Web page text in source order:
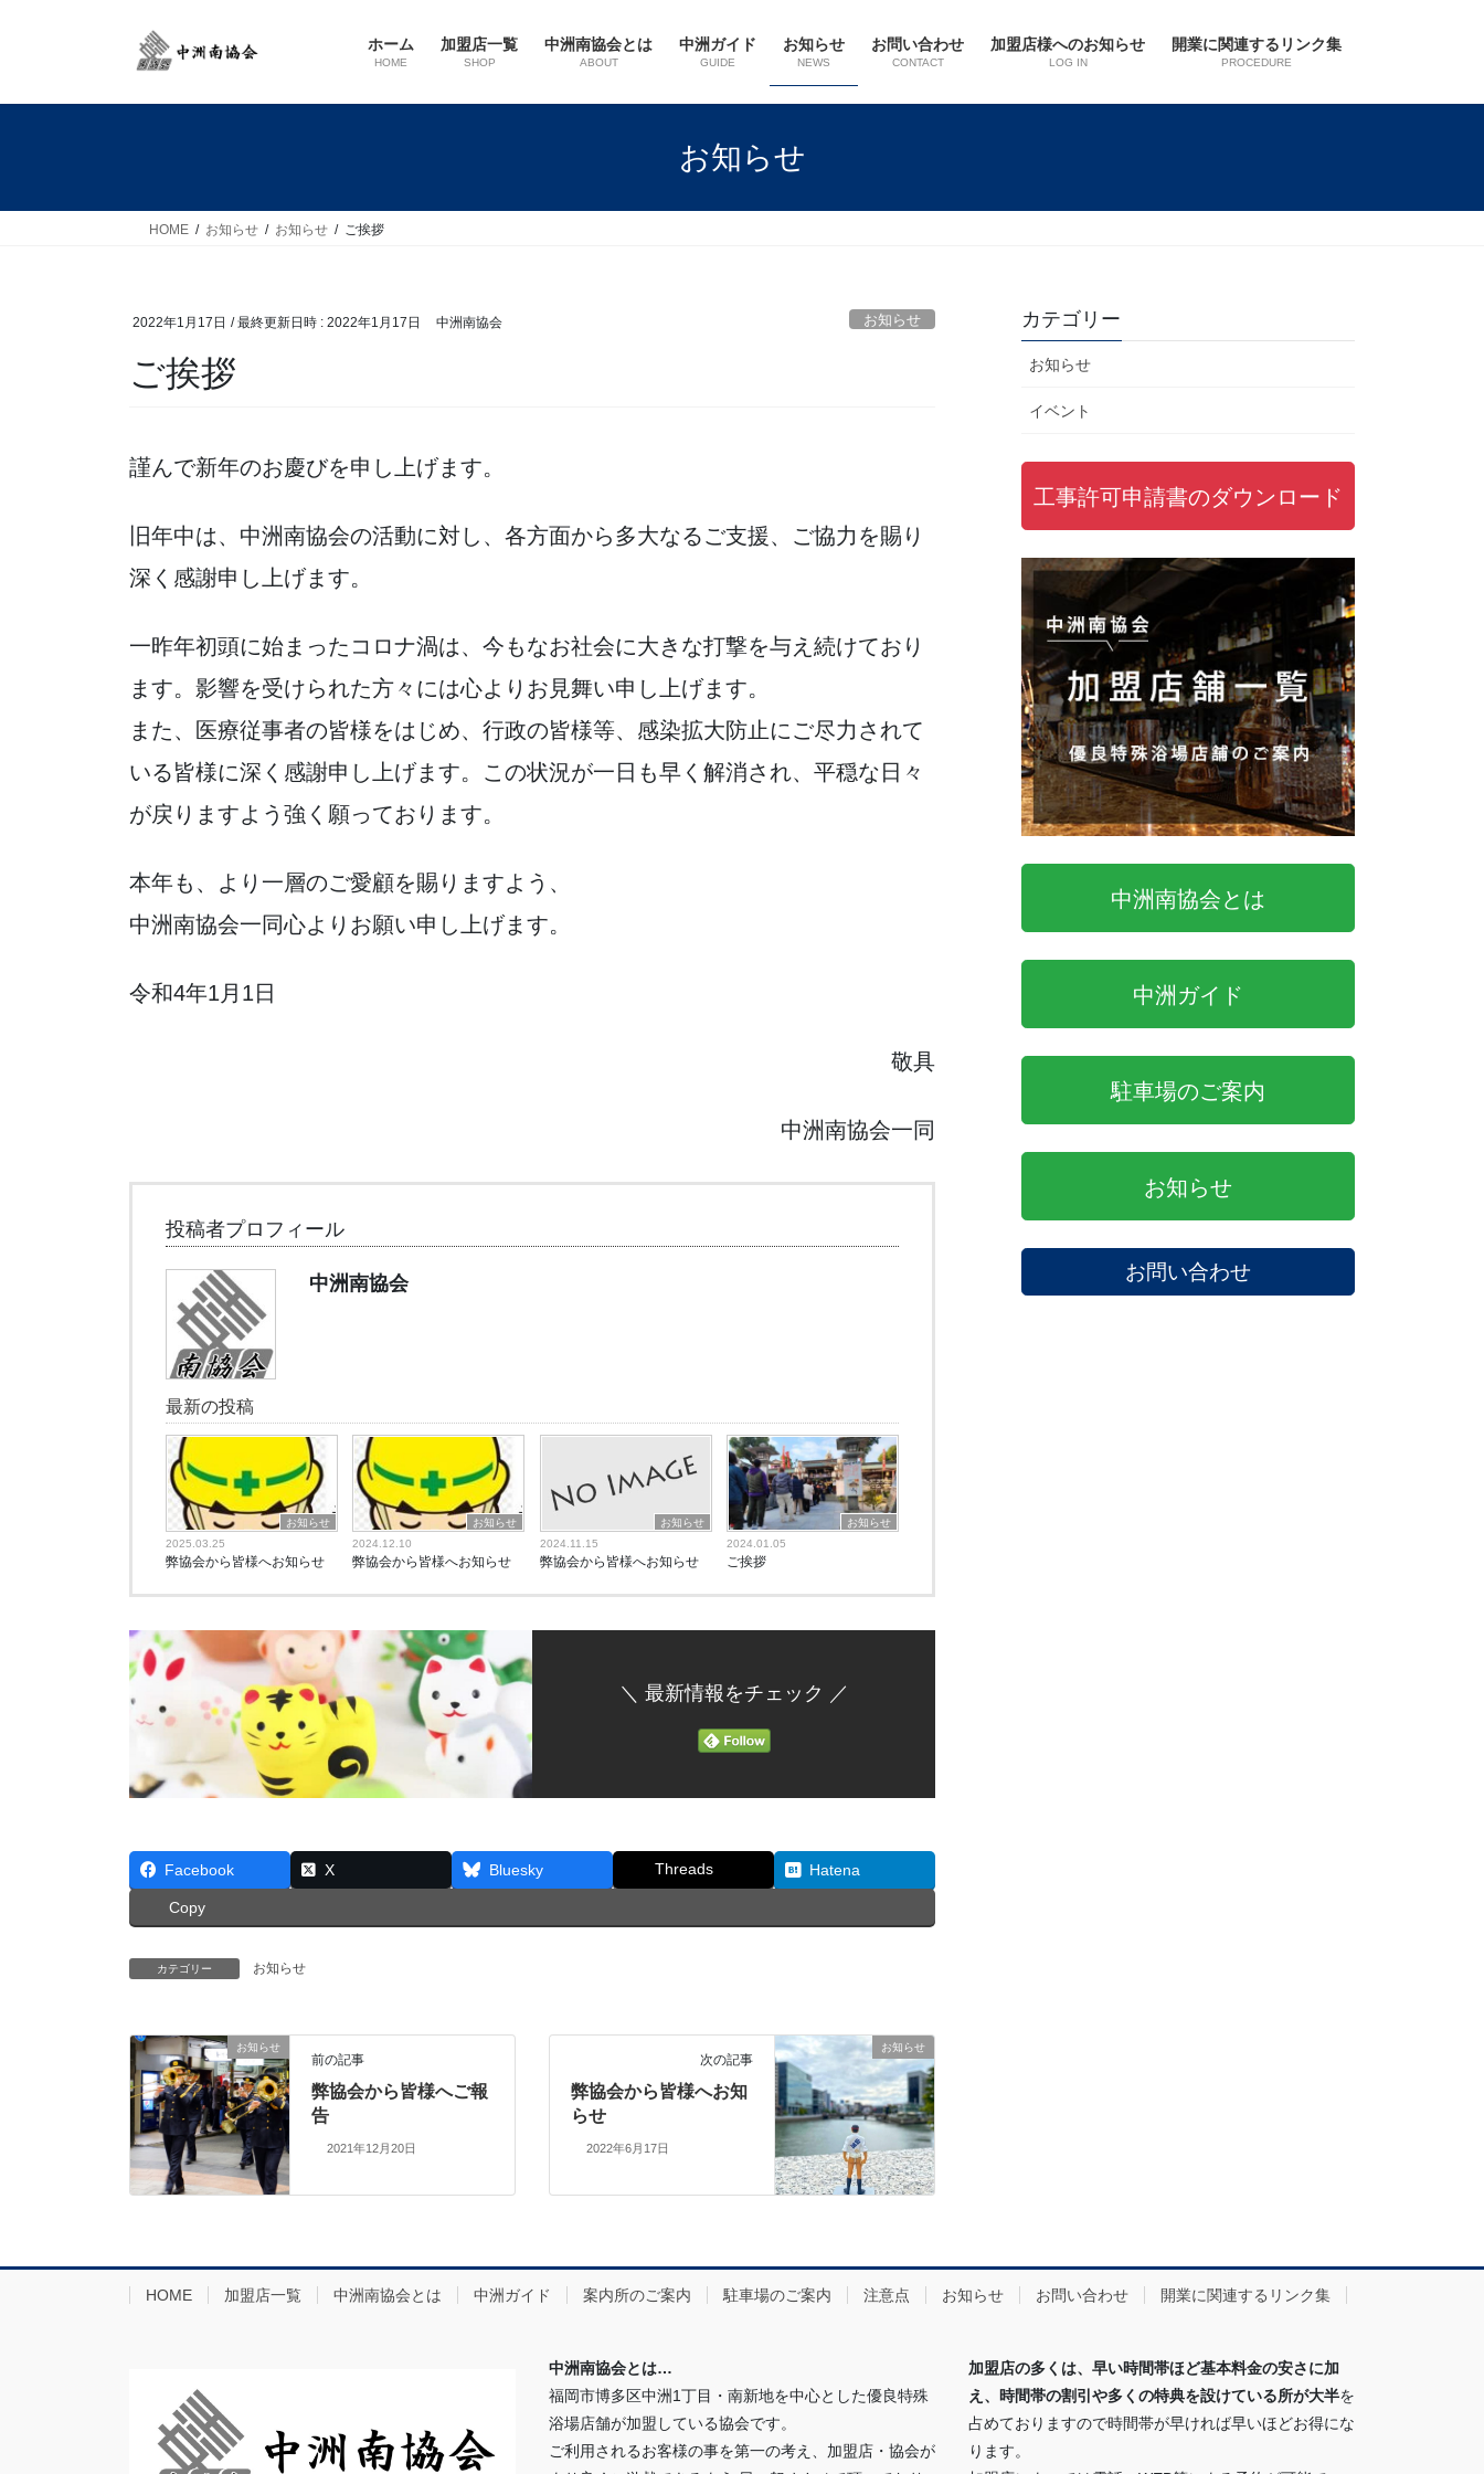
ホーム
HOME
加盟店一覧
SHOP
中洲南協会とは
ABOUT
中洲ガイド
GUIDE
お知らせ
NEWS
お問い合わせ
CONTACT
加盟店様へのお知らせ
LOG IN
開業に関連するリンク集
PROCEDURE
お知らせ
HOME お知らせ お知らせ ご挨拶
2022年1月17日 / 最終更新日時 : 2022年1月17日 中洲南協会 お知らせ
ご挨拶
謹んで新年のお慶びを申し上げます。
旧年中は、中洲南協会の活動に対し、各方面から多大なるご支援、ご協力を賜り
深く感謝申し上げます。
一昨年初頭に始まったコロナ渦は、今もなお社会に大きな打撃を与え続けており
ます。影響を受けられた方々には心よりお見舞い申し上げます。
また、医療従事者の皆様をはじめ、行政の皆様等、感染拡大防止にご尽力されて
いる皆様に深く感謝申し上げます。この状況が一日も早く解消され、平穏な日々
が戻りますよう強く願っております。
本年も、より一層のご愛顧を賜りますよう、
中洲南協会一同心よりお願い申し上げます。
令和4年1月1日
敬具
中洲南協会一同
投稿者プロフィール
中洲南協会
最新の投稿
お知らせ
2025.03.25
弊協会から皆様へお知らせ
お知らせ
2024.12.10
弊協会から皆様へお知らせ
お知らせ
2024.11.15
弊協会から皆様へお知らせ
お知らせ
2024.01.05
ご挨拶
＼ 最新情報をチェック ／
Facebook X Bluesky Threads Hatena
Copy
カテゴリー お知らせ
お知らせ
前の記事
弊協会から皆様へご報
告
2021年12月20日
お知らせ
次の記事
弊協会から皆様へお知
らせ
2022年6月17日
カテゴリー
お知らせ
イベント
工事許可申請書のダウンロード
中洲南協会とは
中洲ガイド
駐車場のご案内
お知らせ
お問い合わせ
HOME 加盟店一覧 中洲南協会とは 中洲ガイド 案内所のご案内 駐車場のご案内 注意点 お知らせ お問い合わせ 開業に関連するリンク集
中洲南協会とは…
福岡市博多区中洲1丁目・南新地を中心とした優良特殊
浴場店舗が加盟している協会です。
ご利用されるお客様の事を第一の考え、加盟店・協会が
加盟店の多くは、早い時間帯ほど基本料金の安さに加
え、時間帯の割引や多くの特典を設けている所が大半を
占めておりますので時間帯が早ければ早いほどお得にな
ります。